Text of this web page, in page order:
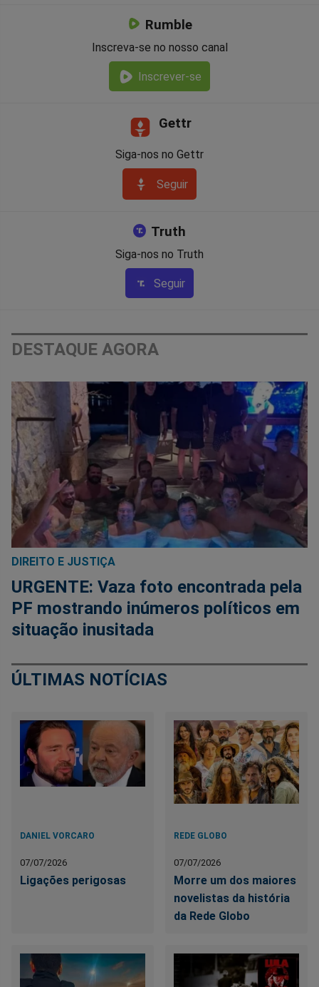
Rumble
Inscreva-se no nosso canal
Inscrever-se
Gettr
Siga-nos no Gettr
Seguir
Truth
Siga-nos no Truth
Seguir
DESTAQUE AGORA
DIREITO E JUSTIÇA
URGENTE: Vaza foto encontrada pela
PF mostrando inúmeros políticos em
situação inusitada
ÚLTIMAS NOTÍCIAS
DANIEL VORCARO
07/07/2026
Ligações perigosas
REDE GLOBO
07/07/2026
Morre um dos maiores
novelistas da história
da Rede Globo